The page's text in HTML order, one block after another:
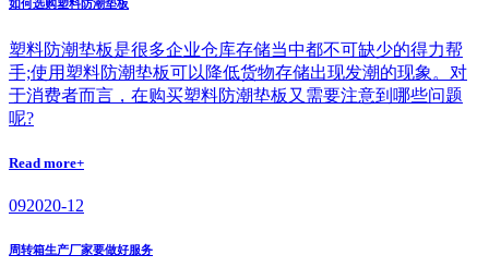
如何选购塑料防潮垫板
塑料防潮垫板是很多企业仓库存储当中都不可缺少的得力帮
手;使用塑料防潮垫板可以降低货物存储出现发潮的现象。对
于消费者而言，在购买塑料防潮垫板又需要注意到哪些问题
呢?
Read more+
092020-12
周转箱生产厂家要做好服务